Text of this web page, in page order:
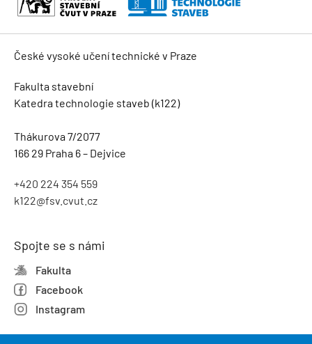
České vysoké učení technické v Praze
Fakulta stavební
Katedra technologie staveb (k122)
Thákurova 7/2077
166 29 Praha 6 – Dejvice
+420 224 354 559
k122@fsv.cvut.cz
Spojte se s námi
Fakulta
Facebook
Instagram